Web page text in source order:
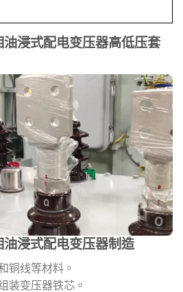
油浸式配电变压器高低压套
油浸式配电变压器制造
铜线等材料。
装变压器铁芯。